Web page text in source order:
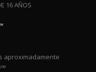
16 AÑOS
aproximadamente